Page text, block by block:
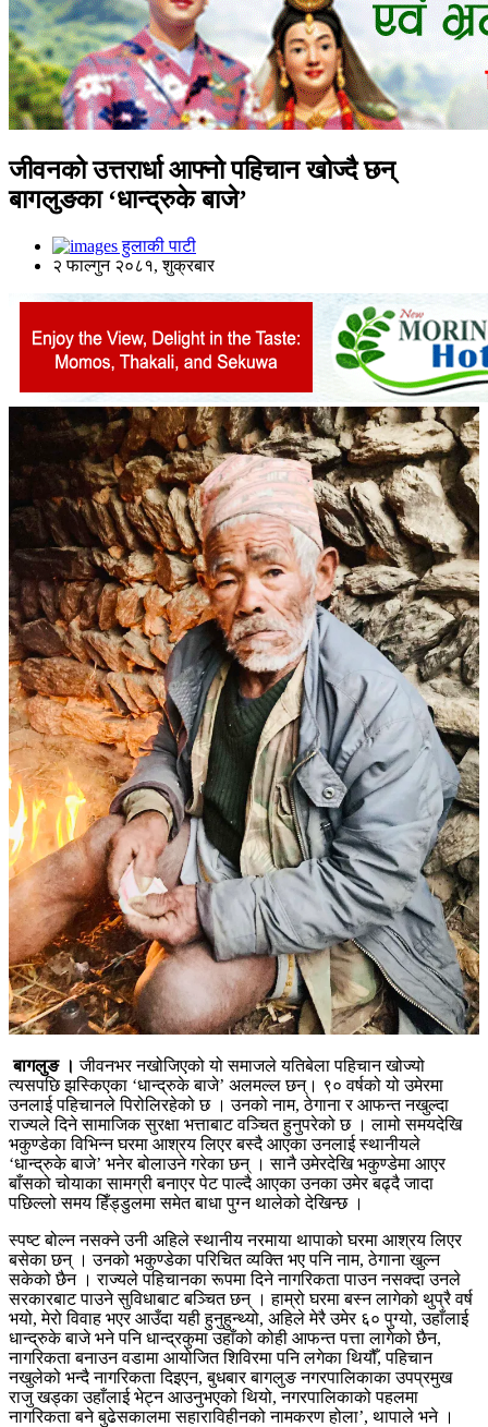
जीवनको उत्तरार्धा आफ्नो पहिचान खोज्दै छन्
बागलुङका ‘धान्द्रुके बाजे’
हुलाकी पाटी
२ फाल्गुन २०८१, शुक्रबार
बागलुङ ।जीवनभर नखोजिएको यो समाजले यतिबेला पहिचान खोज्यो
त्यसपछि झस्किएका ‘धान्द्रुके बाजे’ अलमल्ल छन्। ९० वर्षको यो उमेरमा
उनलाई पहिचानले पिरोलिरहेको छ । उनको नाम, ठेगाना र आफन्त नखुल्दा
राज्यले दिने सामाजिक सुरक्षा भत्ताबाट वञ्चित हुनुपरेको छ । लामो समयदेखि
भकुण्डेका विभिन्न घरमा आश्रय लिएर बस्दै आएका उनलाई स्थानीयले
‘धान्द्रुके बाजे’ भनेर बोलाउने गरेका छन् । सानै उमेरदेखि भकुण्डेमा आएर
बाँसको चोयाका सामग्री बनाएर पेट पाल्दै आएका उनका उमेर बढ्दै जादा
पछिल्लो समय हिँड्डुलमा समेत बाधा पुग्न थालेको देखिन्छ ।
स्पष्ट बोल्न नसक्ने उनी अहिले स्थानीय नरमाया थापाको घरमा आश्रय लिएर
बसेका छन् । उनको भकुण्डेका परिचित व्यक्ति भए पनि नाम, ठेगाना खुल्न
सकेको छैन । राज्यले पहिचानका रूपमा दिने नागरिकता पाउन नसक्दा उनले
सरकारबाट पाउने सुविधाबाट बञ्चित छन् । हाम्रो घरमा बस्न लागेको थुप्रै वर्ष
भयो, मेरो विवाह भएर आउँदा यही हुनुहुन्थ्यो, अहिले मेरै उमेर ६० पुग्यो, उहाँलाई
धान्द्रुके बाजे भने पनि धान्द्रकुमा उहाँको कोही आफन्त पत्ता लागेको छैन,
नागरिकता बनाउन वडामा आयोजित शिविरमा पनि लगेका थियौँ, पहिचान
नखुलेको भन्दै नागरिकता दिइएन, बुधबार बागलुङ नगरपालिकाका उपप्रमुख
राजु खड्का उहाँलाई भेट्न आउनुभएको थियो, नगरपालिकाको पहलमा
नागरिकता बने बुढेसकालमा सहाराविहीनको नामकरण होला’, थापाले भने ।